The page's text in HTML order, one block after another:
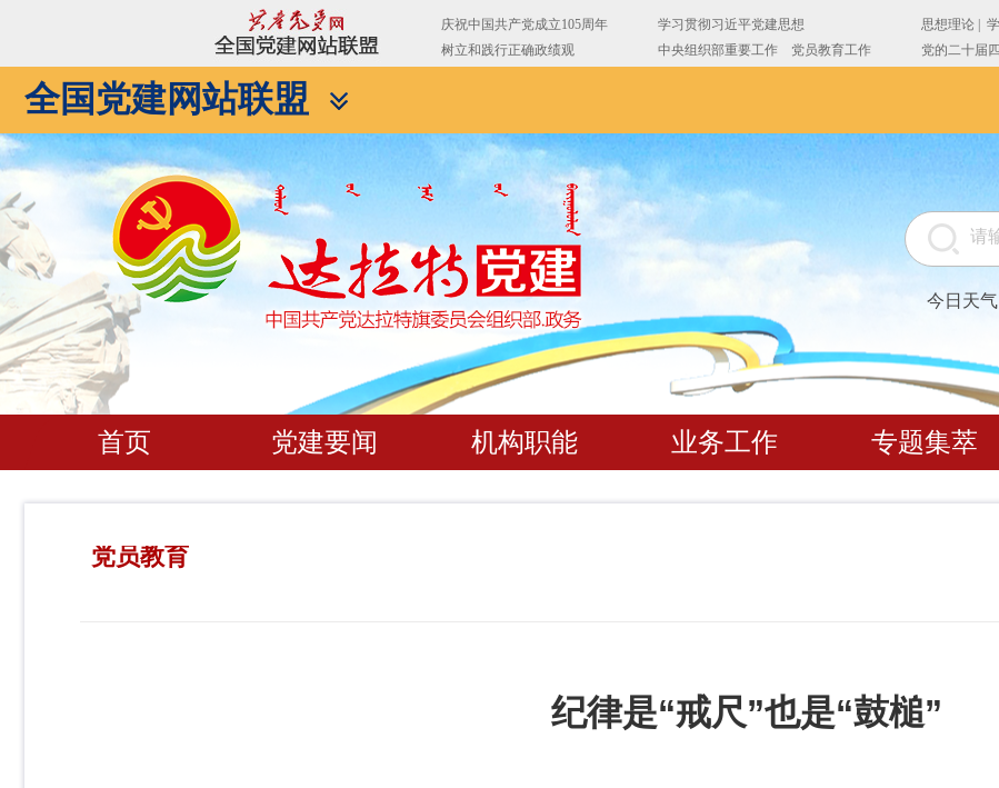
全国党建网站联盟
今日天气
首页 党建要闻 机构职能 业务工作 专题集萃
党员教育
纪律是“戒尺”也是“鼓槌”